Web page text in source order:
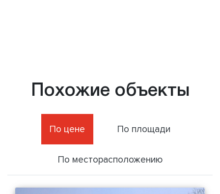
Похожие объекты
По цене По площади
По месторасположению